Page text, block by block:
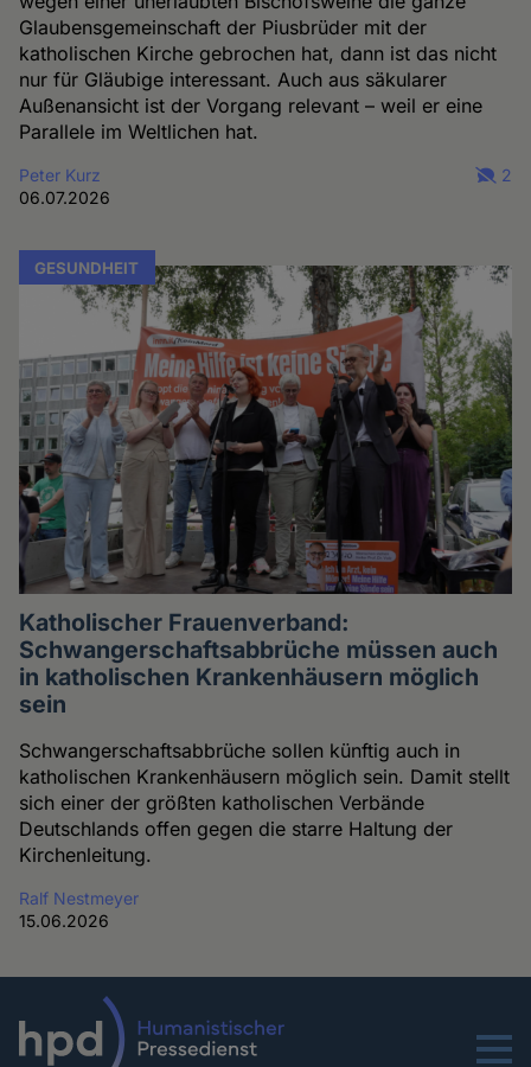
Glaubensgemeinschaft der Piusbrüder mit der
katholischen Kirche gebrochen hat, dann ist das nicht
nur für Gläubige interessant. Auch aus säkularer
Außenansicht ist der Vorgang relevant – weil er eine
Parallele im Weltlichen hat.
Peter Kurz
06.07.2026
2
GESUNDHEIT
Katholischer Frauenverband:
Schwangerschaftsabbrüche müssen auch
in katholischen Krankenhäusern möglich
sein
Schwangerschaftsabbrüche sollen künftig auch in
katholischen Krankenhäusern möglich sein. Damit stellt
sich einer der größten katholischen Verbände
Deutschlands offen gegen die starre Haltung der
Kirchenleitung.
Ralf Nestmeyer
15.06.2026
Menu